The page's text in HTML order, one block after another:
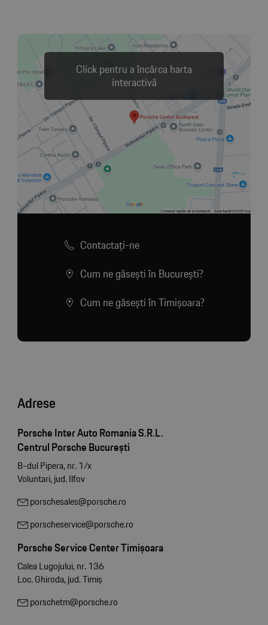
Click pentru a încărca harta
interactivă
Contactaţi-ne
Cum ne găsești în București?
Cum ne găsești în Timișoara?
Adrese
Porsche Inter Auto Romania S.R.L.
Centrul Porsche București
B-dul Pipera, nr. 1/x
Voluntari, jud. Ilfov
porschesales@porsche.ro
porscheservice@porsche.ro
Porsche Service Center Timișoara
Calea Lugojului, nr. 136
Loc. Ghiroda, jud. Timiș
porschetm@porsche.ro